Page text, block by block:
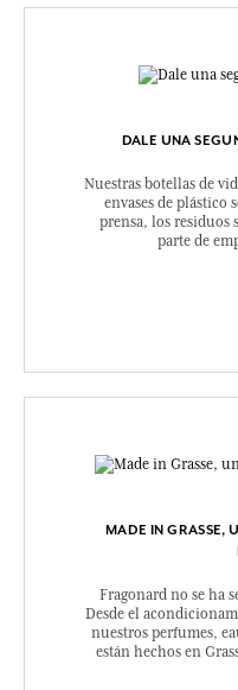
DALE UNA
Nuestras botellas de
envases de plástico
prensa, los residuos
parte de
MADE IN GRASSE,
Fragonard no se ha
Desde el
nuestros perfumes,
están hechos en